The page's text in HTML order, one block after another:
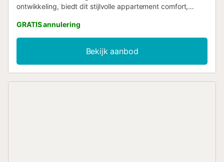
ontwikkeling, biedt dit stijlvolle appartement comfort,
privéterras, geniet van het gemeenschappelijke zwembad
met ligstoelen en een kindergedeelte, en maak een korte
wandeling naar de clubhouse, spa en hotelvoorzieningen.
Binnen vindt u 3 tweepersoonsslaapkamers met
ingebouwde kasten, 2 badkamers en een lichte open
GRATIS annulering
Bekijk aanbod